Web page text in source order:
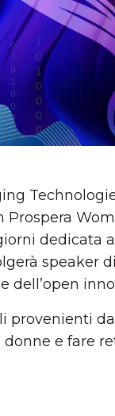
Prospera
dedicata
speaker
dell’open
provenienti
e fare